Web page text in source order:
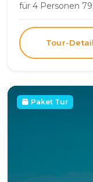
für 4 Personen
Tour-
Paket Tur